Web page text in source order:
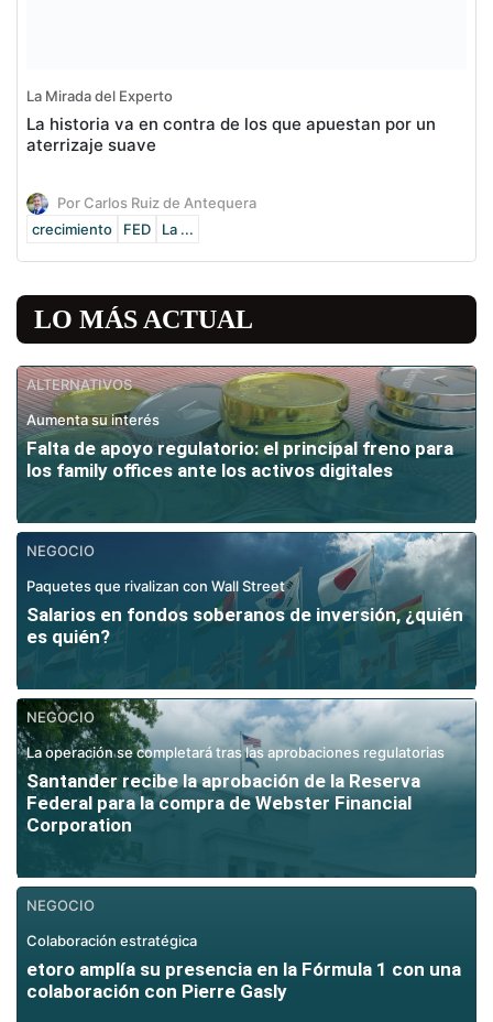
La Mirada del Experto
La historia va en contra de los que apuestan por un
aterrizaje suave
Por Carlos Ruiz de Antequera
crecimiento
FED La ...
LO MÁS ACTUAL
ALTERNATIVOS
Aumenta su interés
Falta de apoyo regulatorio: el principal freno para
los family offices ante los activos digitales
NEGOCIO
Paquetes que rivalizan con Wall Street
Salarios en fondos soberanos de inversión, ¿quién
es quién?
NEGOCIO
La operación se completará tras las aprobaciones regulatorias
Santander recibe la aprobación de la Reserva
Federal para la compra de Webster Financial
Corporation
NEGOCIO
Colaboración estratégica
etoro amplía su presencia en la Fórmula 1 con una
colaboración con Pierre Gasly